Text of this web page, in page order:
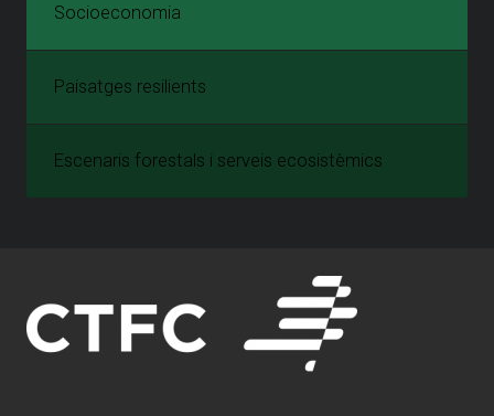
Socioeconomia
Paisatges resilients
Escenaris forestals i serveis ecosistèmics